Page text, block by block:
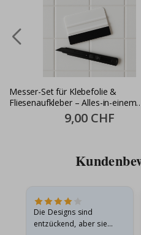
Messer-Set für Klebefolie &
Fliesenaufkleber – Alles-in-einem
Special
Price
9,00 CHF
Die Designs sind
entzückend, aber sie